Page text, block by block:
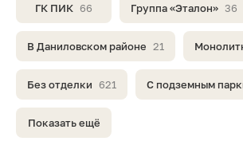
ГК ПИК 66 Группа «Эталон» 36
В Даниловском районе 21
Без отделки 621 С подземным
Показать ещё